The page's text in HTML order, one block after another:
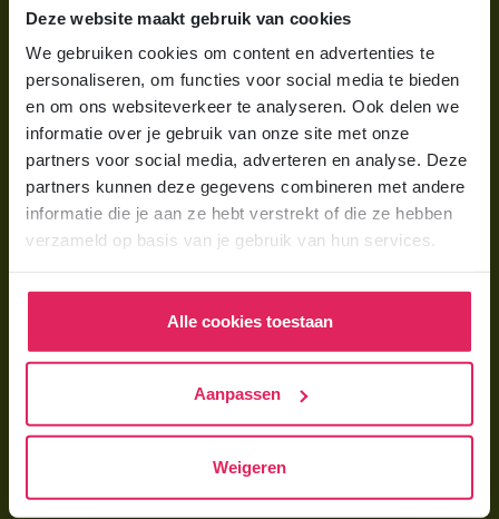
Deze website maakt gebruik van cookies
We gebruiken cookies om content en advertenties te
personaliseren, om functies voor social media te bieden
en om ons websiteverkeer te analyseren. Ook delen we
informatie over je gebruik van onze site met onze
partners voor social media, adverteren en analyse. Deze
partners kunnen deze gegevens combineren met andere
informatie die je aan ze hebt verstrekt of die ze hebben
verzameld op basis van je gebruik van hun services.
Alle cookies toestaan
Aanpassen
Weigeren
Wat is gastouderopvang?
Wat kost een gastouder?
Hoe vind ik een gastouder?
Voor gastouders
Gastouder worden bij 4Kids
Hoe vind ik gastkinderen?
Trainingen & cursussen
Gastouder worden
Wat verdient een gastouder?